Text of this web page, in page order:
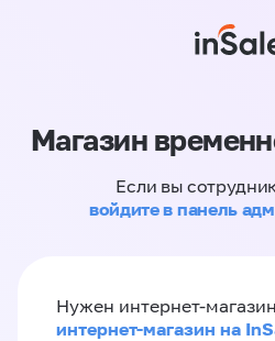
Магазин
Если вы
войдите в панель
Нужен интернет-
интернет-магазин на